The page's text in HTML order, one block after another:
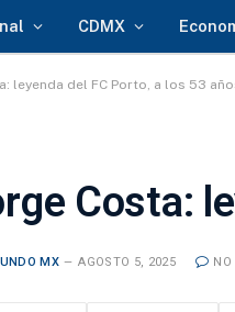
CDMX
leyenda del FC Porto, a los 53
Costa:
MX AGOSTO 5, 2025 NO